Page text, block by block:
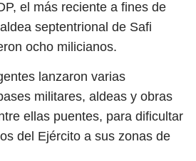
el más reciente a fines de
septentrional de Safi
ocho milicianos.
lanzaron varias
militares, aldeas y obras
ellas puentes, para dificultar
del Ejército a sus zonas de